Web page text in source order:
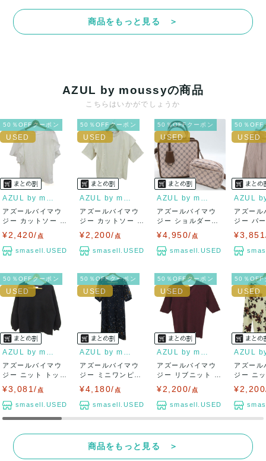
決済方法
送料：¥1,650 (見込み)
送料表を確認する
出荷目安：5営業日以内
出荷予定日：なるべく最短で発送致します。
兵庫県から出荷
商品をもっと見る ＞
AZUL by moussyの商品
こちらはいかがでしょうか
50％OFFクーポン
AZUL by moussy
アズールバイマウ
ジー カットソー シ
¥2,420/ 点
smasell.USED
50％OFFクーポン
AZUL by moussy
アズールバイマウ
ジー カットソー シ
¥2,200/ 点
smasell.USED
50％OFFクーポン
AZUL by moussy
アズールバイマウ
ジー ショルダーバ
¥4,950/ 点
smasell.USED
50％OFF
アズール
ジー パ
50％OFFクーポン
AZUL by moussy
アズールバイマウ
ジー ニット トップ
ス 長袖 ボリ...
¥3,081/ 点
smasell.USED
50％OFFクーポン
AZUL by moussy
アズールバイマウ
ジー ミニワンピー
ス トップス 半...
¥4,180/ 点
smasell.USED
50％OFFクーポン
AZUL by moussy
アズールバイマウ
ジー リブニット セ
ーター 半袖 ...
¥2,200/ 点
smasell.USED
50％OFF
アズール
ジー ニ
ー 長袖
商品をもっと見る ＞